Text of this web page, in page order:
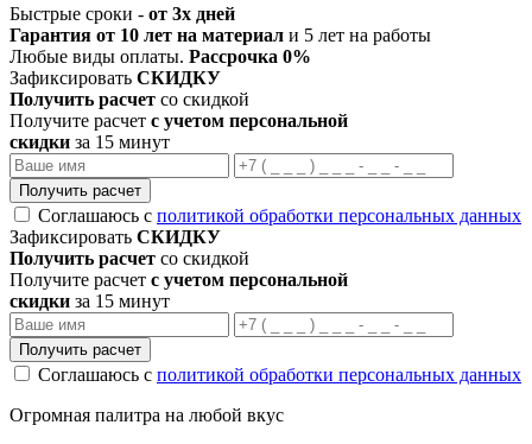
Быстрые сроки - от 3х дней
Гарантия от 10 лет на материал и 5 лет на работы
Любые виды оплаты. Рассрочка 0%
Зафиксировать СКИДКУ
Получить расчет со скидкой
Получите расчет с учетом персональной
скидки за 15 минут
Получить расчет
Соглашаюсь с политикой обработки персональных данных
Зафиксировать СКИДКУ
Получить расчет со скидкой
Получите расчет с учетом персональной
скидки за 15 минут
Получить расчет
Соглашаюсь с политикой обработки персональных данных
Огромная палитра на любой вкус